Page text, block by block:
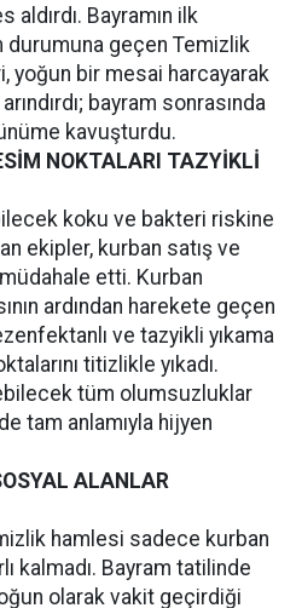
Bayramın ilk
durumuna geçen Temizlik
yoğun bir mesai harcayarak
bayram sonrasında
kavuşturdu.
NOKTALARI TAZYİKLİ
koku ve bakteri riskine
ekipler, kurban satış ve
etti. Kurban
ardından harekete geçen
ve tazyikli yıkama
titizlikle yıkadı.
tüm olumsuzluklar
tam anlamıyla hijyen
ALANLAR
hamlesi sadece kurban
kalmadı. Bayram tatilinde
olarak vakit geçirdiği